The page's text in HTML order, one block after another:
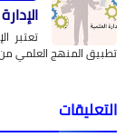
تعتبر
تطبيق المنهج العلمي
التعليقات